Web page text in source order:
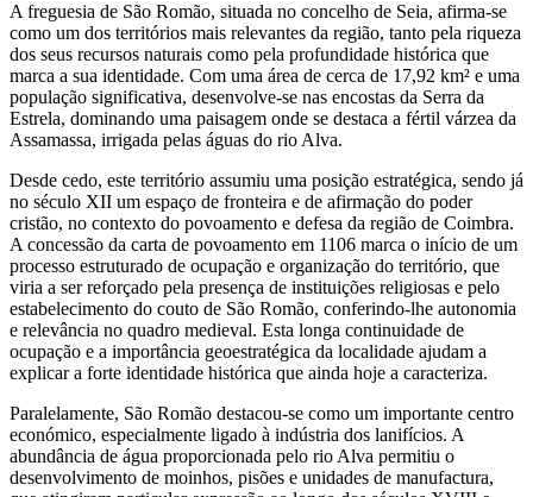
A freguesia de São Romão, situada no concelho de Seia, afirma-se
como um dos territórios mais relevantes da região, tanto pela riqueza
dos seus recursos naturais como pela profundidade histórica que
marca a sua identidade. Com uma área de cerca de 17,92 km² e uma
população significativa, desenvolve-se nas encostas da Serra da
Estrela, dominando uma paisagem onde se destaca a fértil várzea da
Assamassa, irrigada pelas águas do rio Alva.
Desde cedo, este território assumiu uma posição estratégica, sendo já
no século XII um espaço de fronteira e de afirmação do poder
cristão, no contexto do povoamento e defesa da região de Coimbra.
A concessão da carta de povoamento em 1106 marca o início de um
processo estruturado de ocupação e organização do território, que
viria a ser reforçado pela presença de instituições religiosas e pelo
estabelecimento do couto de São Romão, conferindo-lhe autonomia
e relevância no quadro medieval. Esta longa continuidade de
ocupação e a importância geoestratégica da localidade ajudam a
explicar a forte identidade histórica que ainda hoje a caracteriza.
Paralelamente, São Romão destacou-se como um importante centro
económico, especialmente ligado à indústria dos lanifícios. A
abundância de água proporcionada pelo rio Alva permitiu o
desenvolvimento de moinhos, pisões e unidades de manufactura,